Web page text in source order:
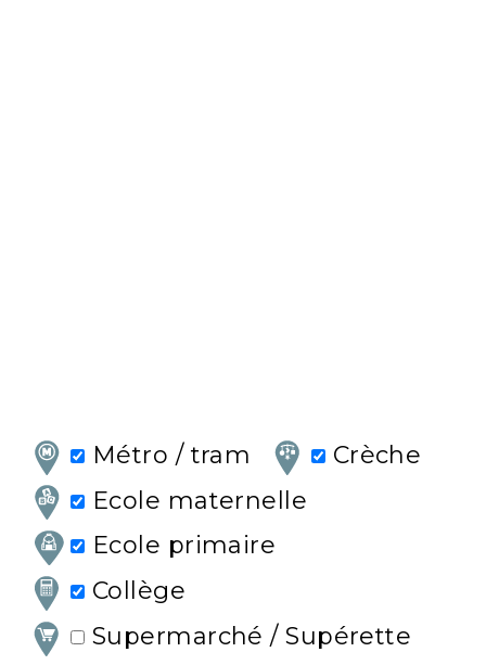
Métro / tram
Crèche
Ecole maternelle
Ecole primaire
Collège
Supermarché / Supérette